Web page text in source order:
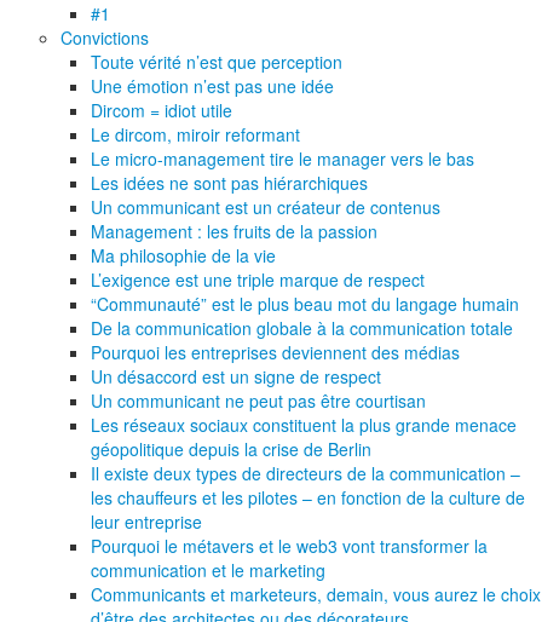
#1
Convictions
Toute vérité n’est que perception
Une émotion n’est pas une idée
Dircom = idiot utile
Le dircom, miroir reformant
Le micro-management tire le manager vers le bas
Les idées ne sont pas hiérarchiques
Un communicant est un créateur de contenus
Management : les fruits de la passion
Ma philosophie de la vie
L’exigence est une triple marque de respect
“Communauté” est le plus beau mot du langage humain
De la communication globale à la communication totale
Pourquoi les entreprises deviennent des médias
Un désaccord est un signe de respect
Un communicant ne peut pas être courtisan
Les réseaux sociaux constituent la plus grande menace
géopolitique depuis la crise de Berlin
Il existe deux types de directeurs de la communication –
les chauffeurs et les pilotes – en fonction de la culture de
leur entreprise
Pourquoi le métavers et le web3 vont transformer la
communication et le marketing
Communicants et marketeurs, demain, vous aurez le choix